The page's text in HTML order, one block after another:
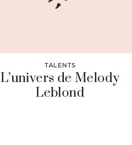
TALENTS
L’univers de Melody
Leblond